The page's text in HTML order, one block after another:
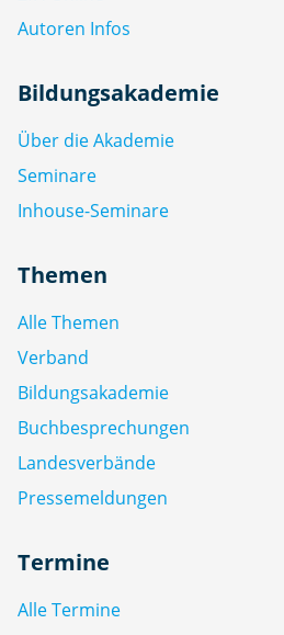
Autoren Infos
Bildungsakademie
Über die Akademie
Seminare
Inhouse-Seminare
Themen
Alle Themen
Verband
Bildungsakademie
Buchbesprechungen
Landesverbände
Pressemeldungen
Termine
Alle Termine